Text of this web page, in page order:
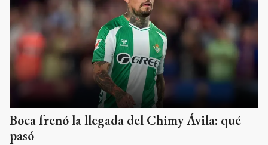
Boca frenó la llegada del Chimy Ávila: qué
pasó